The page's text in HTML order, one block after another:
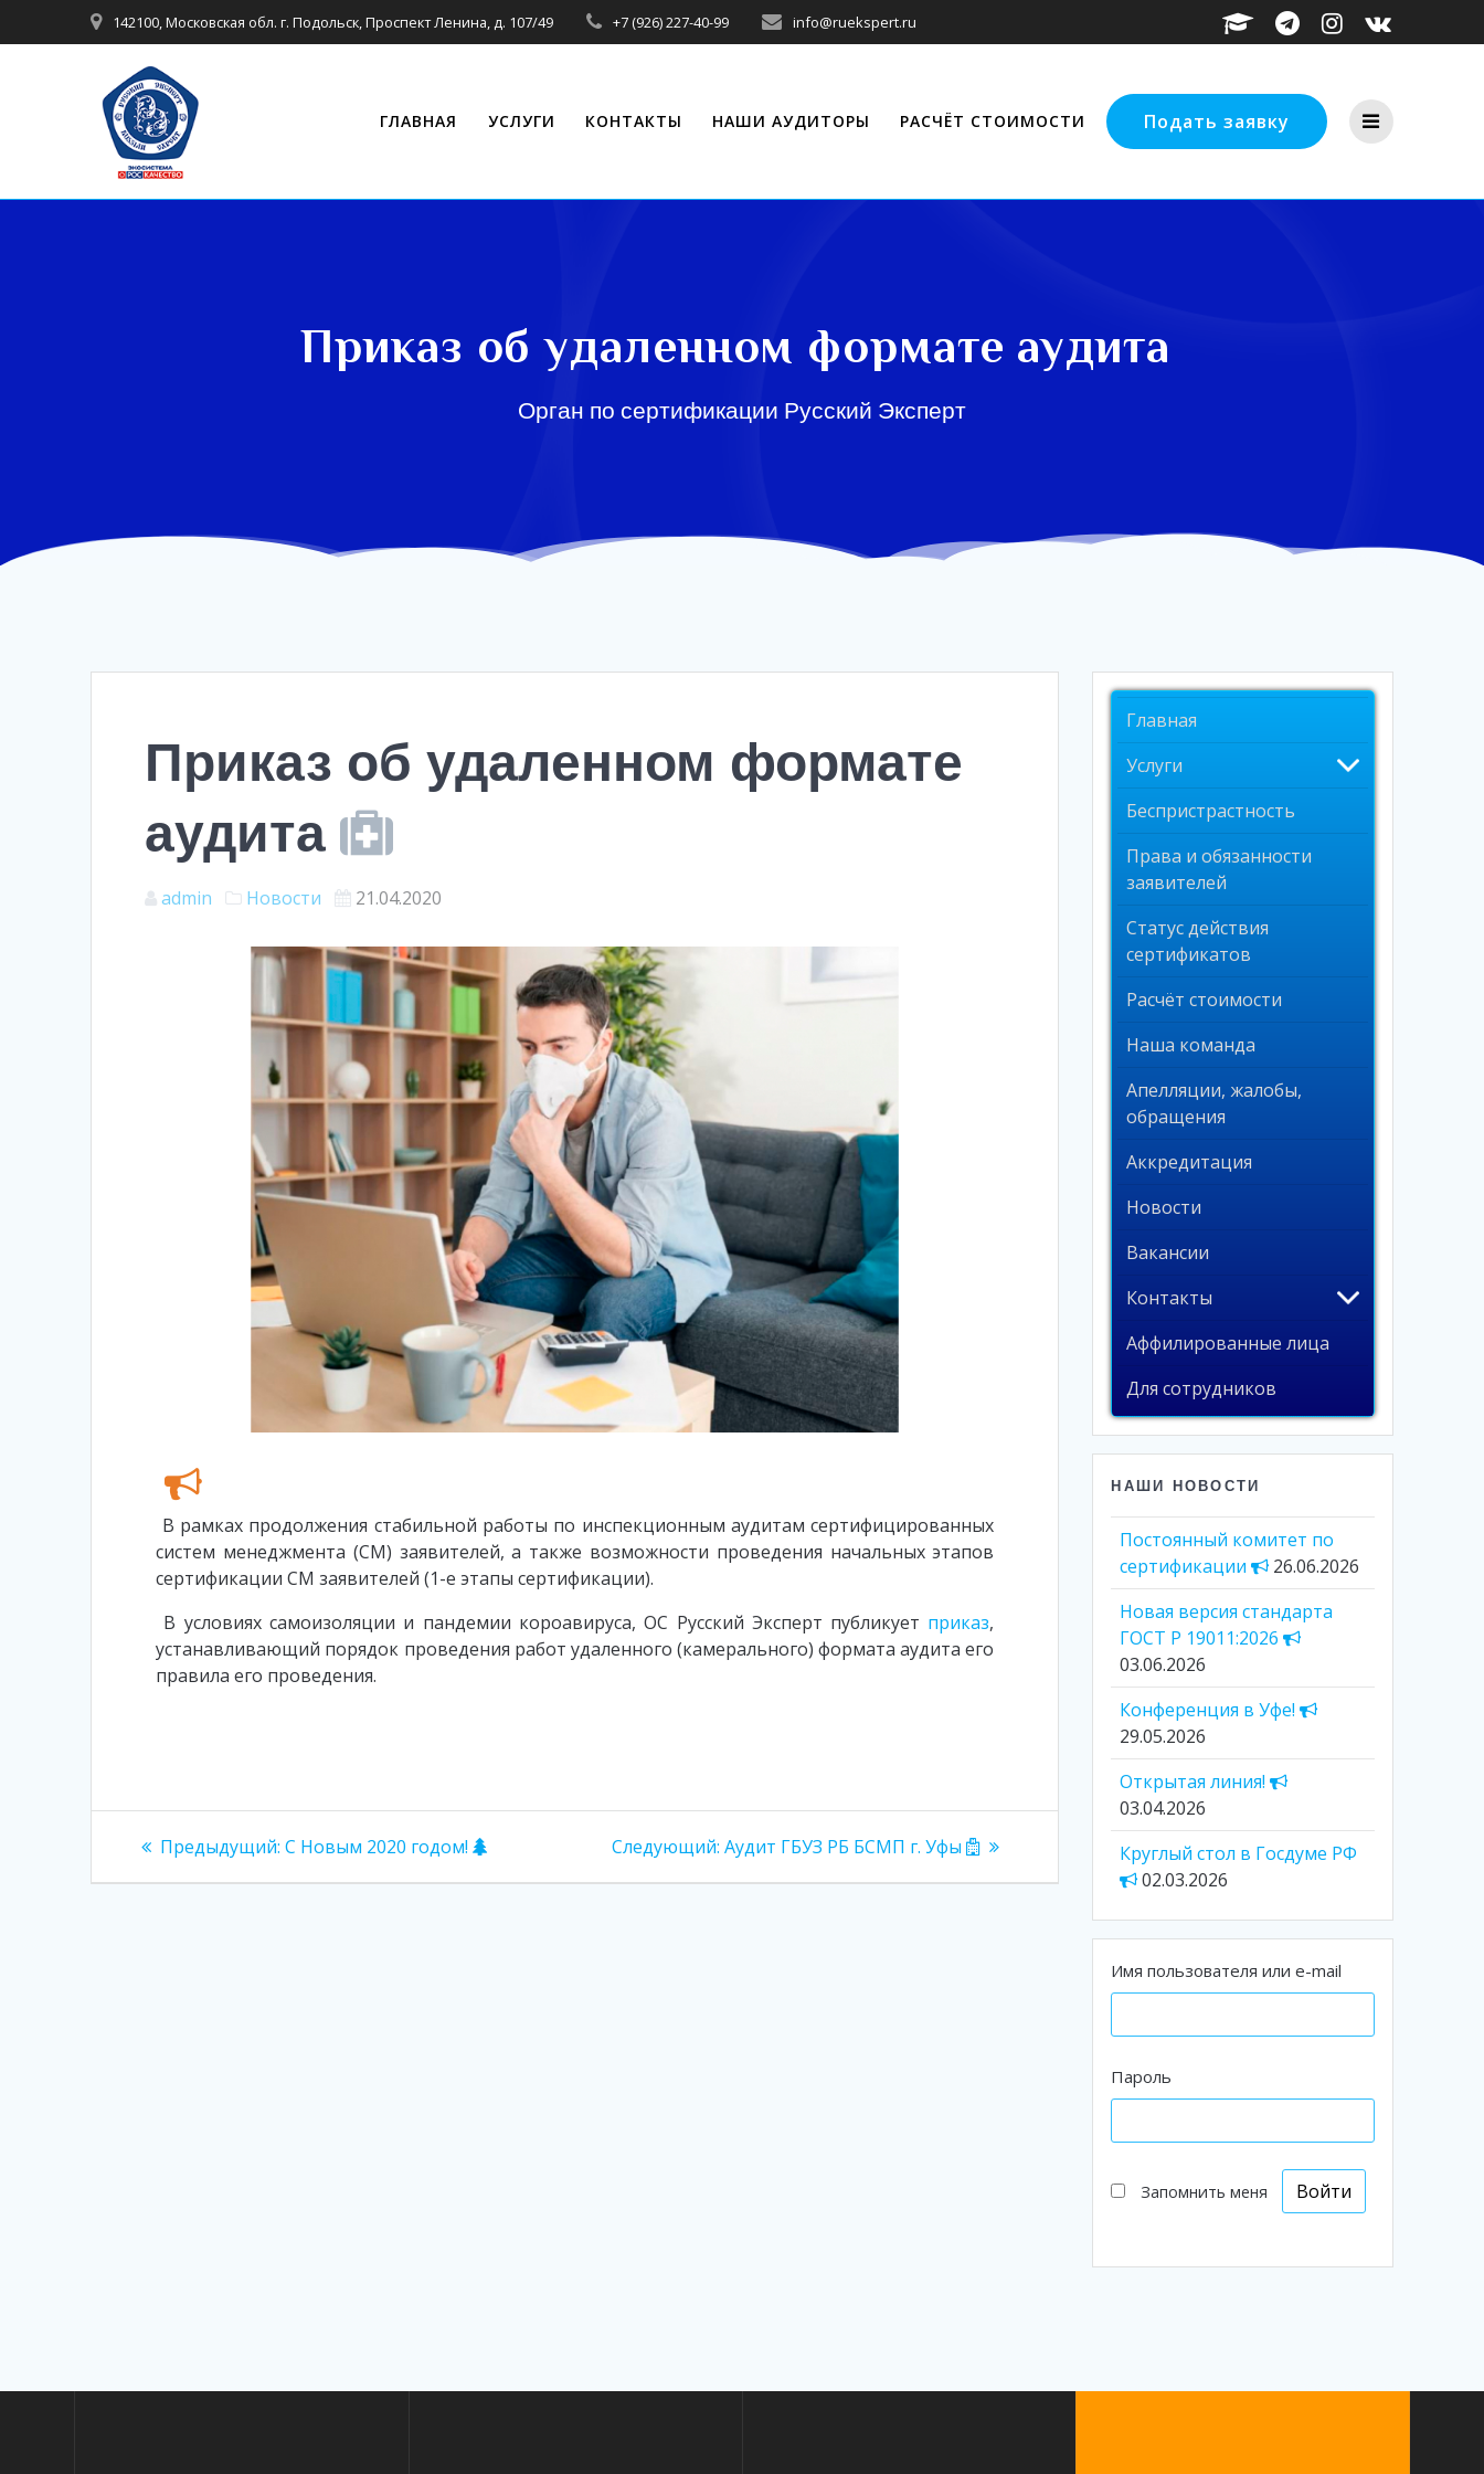
142100, Московская обл. г. Подольск, Проспект Ленина, д. 107/49 +7 (926) 227-40-99 info@ruekspert.ru
ГЛАВНАЯ УСЛУГИ КОНТАКТЫ НАШИ АУДИТОРЫ РАСЧЁТ СТОИМОСТИ Подать заявку
Приказ об удаленном формате аудита
Орган по сертификации Русский Эксперт
Приказ об удаленном формате
аудита
admin Новости 21.04.2020
В рамках продолжения стабильной работы по инспекционным аудитам сертифицированных
систем менеджмента (СМ) заявителей, а также возможности проведения начальных этапов
сертификации СМ заявителей (1-е этапы сертификации).
В условиях самоизоляции и пандемии короавируса, ОС Русский Эксперт публикует приказ,
устанавливающий порядок проведения работ удаленного (камерального) формата аудита его
правила его проведения.
Навигация
по
Предыдущий: Предыдущая
С Новым 2020 годом! Следующий: Следующая
Аудит ГБУЗ РБ БСМП г. Уфы
Главная
Услуги
Беспристрастность
Права и обязанности
заявителей
Статус действия
сертификатов
Расчёт стоимости
Наша команда
Апелляции, жалобы,
обращения
Аккредитация
Новости
Вакансии
Контакты
Аффилированные лица
Для сотрудников
НАШИ НОВОСТИ
Постоянный комитет по
сертификации
26.06.2026
Новая версия стандарта
ГОСТ Р 19011:2026
03.06.2026
Конференция в Уфе!
29.05.2026
Открытая линия!
03.04.2026
Круглый стол в Госдуме РФ
02.03.2026
Имя пользователя или e-mail
Пароль
Запомнить меня